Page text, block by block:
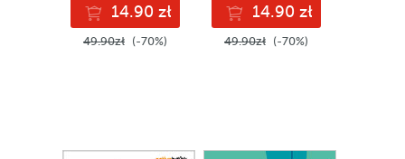
14.90 zł
49.90zł (-70%)
14.90 zł
49.90zł (-70%)